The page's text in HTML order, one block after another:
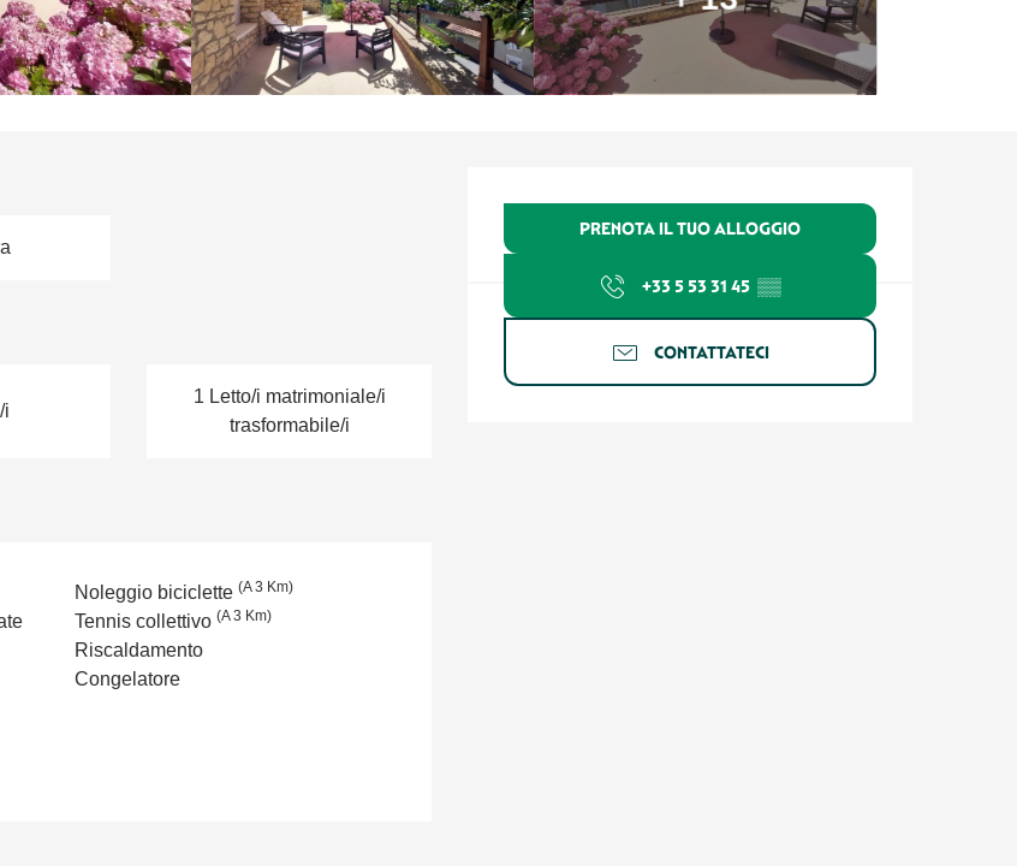
Orari e contatti
PRENOTA IL TUO ALLOGGIO
+33 5 53 31 45 ▒▒
CONTATTATECI
i
1 Letto/i matrimoniale/i
trasformabile/i
Noleggio biciclette(A 3 Km)
Tennis collettivo(A 3 Km)
Riscaldamento
Congelatore